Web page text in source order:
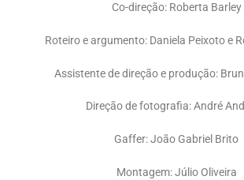
Co-direção: Roberta Barley
Roteiro e argumento: Daniela Peixoto e
Assistente de direção e produção:
Direção de fotografia: André
Gaffer: João Gabriel Brito
Montagem: Júlio Oliveira